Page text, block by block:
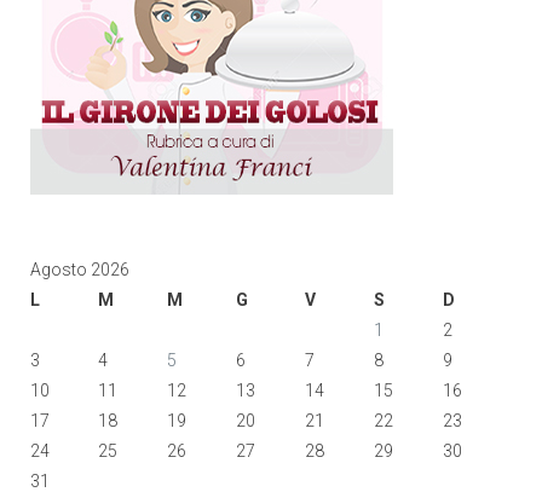
Agosto 2026
L
M M G V S
D
1
2
3
4 5 6 7 8
9
10
11 12 13 14 15
16
17
18 19 20 21 22
23
24
25 26 27 28 29
30
31